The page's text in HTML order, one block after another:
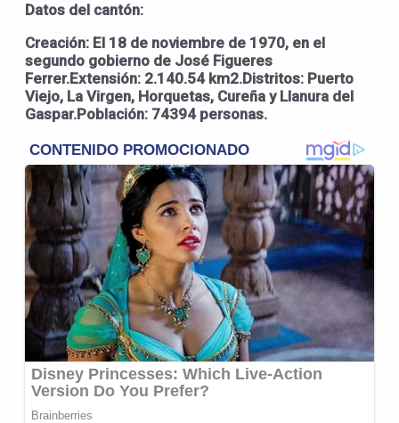
Datos del cantón:
Creación: El 18 de noviembre de 1970, en el
segundo gobierno de José Figueres
Ferrer.Extensión: 2.140.54 km2.Distritos: Puerto
Viejo, La Virgen, Horquetas, Cureña y Llanura del
Gaspar.Población: 74394 personas.